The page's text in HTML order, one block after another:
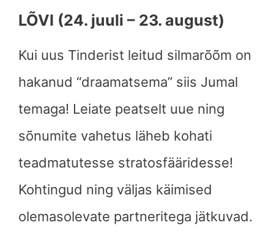
LÕVI (24. juuli – 23. august)
Kui uus Tinderist leitud silmarõõm on
hakanud “draamatsema” siis Jumal
temaga! Leiate peatselt uue ning
sõnumite vahetus läheb kohati
teadmatutesse stratosfääridesse!
Kohtingud ning väljas käimised
olemasolevate partneritega jätkuvad.